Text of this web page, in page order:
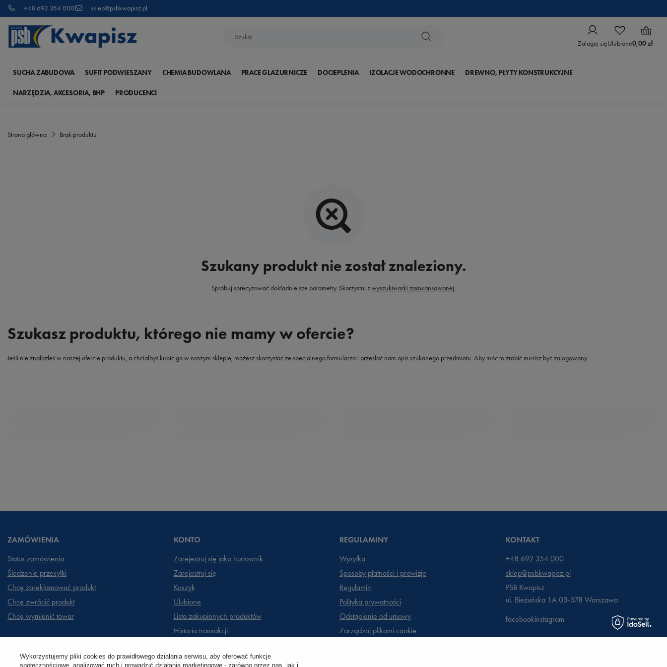
+48 692 354 000 sklep@psbkwapisz.pl
Zaloguj sięUlubione0,00 zł
SUCHA ZABUDOWA SUFIT PODWIESZANY CHEMIA BUDOWLANA PRACE GLAZURNICZE DOCIEPLENIA IZOLACJE WODOCHRONNE DREWNO, PŁYTY KONSTRUKCYJNE
NARZĘDZIA, AKCESORIA, BHP PRODUCENCI
Strona główna Brak produktu
Szukany produkt nie został znaleziony.
Spróbuj sprecyzować dokładniejsze parametry. Skorzystaj zwyszukiwarki zaawansowanej.
Szukasz produktu, którego nie mamy w ofercie?
Jeśli nie znalazłeś w naszej ofercie produktu, a chciałbyś kupić go w naszym sklepie, możesz skorzystać ze specjalnego formularza i przesłać nam opis szukanego przedmiotu. Aby móc to zrobić musisz byćzalogowany.
ZAMÓWIENIA
Status zamówienia
Śledzenie przesyłki
Chcę zareklamować produkt
Chcę zwrócić produkt
Chcę wymienić towar
KONTO
Zarejestruj się jako hurtownik
Zarejestruj się
Koszyk
Ulubione
Lista zakupionych produktów
Historia transakcji
Newsletter
REGULAMINY
Wysyłka
Sposoby płatności i prowizje
Regulamin
Polityka prywatności
Odstąpienie od umowy
Zarządzaj plikami cookie
KONTAKT
+48 692 354 000
sklep@psbkwapisz.pl
PSB Kwapisz
ul. Bieżuńska 1A 03-578 Warszawa
facebookinstagram
Wykorzystujemy pliki cookies do prawidłowego działania serwisu, aby oferować funkcje
społecznościowe, analizować ruch i prowadzić działania marketingowe - zarówno przez nas, jak i